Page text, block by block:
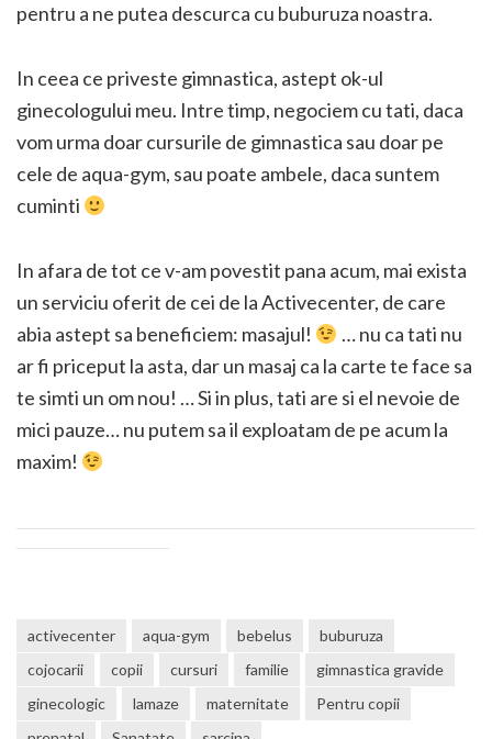
pentru a ne putea descurca cu buburuza noastra.
In ceea ce priveste gimnastica, astept ok-ul
ginecologului meu. Intre timp, negociem cu tati, daca
vom urma doar cursurile de gimnastica sau doar pe
cele de aqua-gym, sau poate ambele, daca suntem
cuminti
In afara de tot ce v-am povestit pana acum, mai exista
un serviciu oferit de cei de la Activecenter, de care
abia astept sa beneficiem: masajul!
… nu ca tati nu
ar fi priceput la asta, dar un masaj ca la carte te face sa
te simti un om nou! … Si in plus, tati are si el nevoie de
mici pauze… nu putem sa il exploatam de pe acum la
maxim!
activecenter aqua-gym bebelus
buburuza
cojocarii
copii cursuri familie
gimnastica gravide
ginecologic
lamaze maternitate
Pentru copii